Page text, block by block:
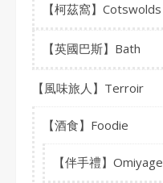
【柯茲窩】Cotswolds
【英國巴斯】Bath
【風味旅人】Terroir
【酒食】Foodie
【伴手禮】Omiyage